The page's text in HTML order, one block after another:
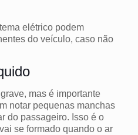
elétrico podem
do veículo, caso não
mas é importante
notar pequenas manchas
do passageiro. Isso é o
se formado quando o ar